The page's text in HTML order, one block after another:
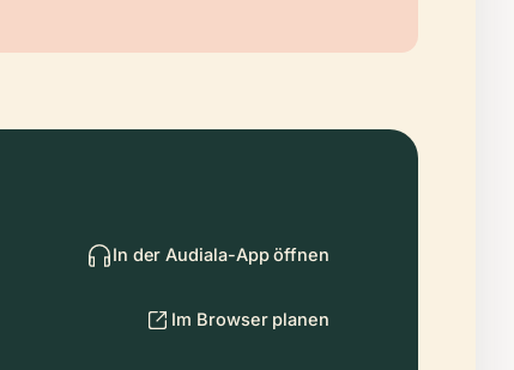
In der Audiala-App öffnen
Im Browser planen